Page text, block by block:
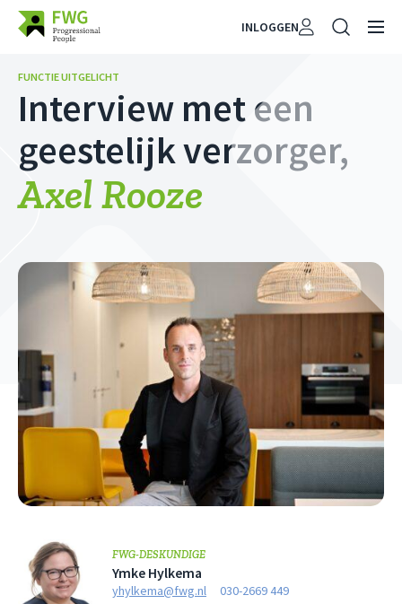
INLOGGEN
FUNCTIE UITGELICHT
Interview met een
geestelijk verzorger,
Axel Rooze
FWG-DESKUNDIGE
Ymke Hylkema
yhylkema@fwg.nl 030-2669 449